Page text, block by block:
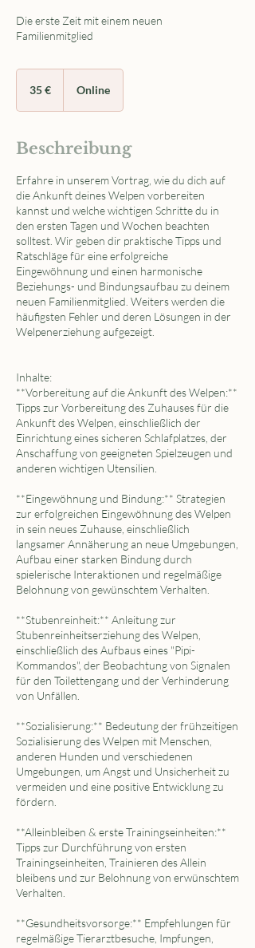
Die erste Zeit mit einem neuen
Familienmitglied
35
35 € Online
Beschreibung
Erfahre in unserem Vortrag, wie du dich auf
die Ankunft deines Welpen vorbereiten
kannst und welche wichtigen Schritte du in
den ersten Tagen und Wochen beachten
solltest. Wir geben dir praktische Tipps und
Ratschläge für eine erfolgreiche
Eingewöhnung und einen harmonische
Beziehungs- und Bindungsaufbau zu deinem
neuen Familienmitglied. Weiters werden die
häufigsten Fehler und deren Lösungen in der
Welpenerziehung aufgezeigt.
Inhalte:
**Vorbereitung auf die Ankunft des Welpen:**
Tipps zur Vorbereitung des Zuhauses für die
Ankunft des Welpen, einschließlich der
Einrichtung eines sicheren Schlafplatzes, der
Anschaffung von geeigneten Spielzeugen und
anderen wichtigen Utensilien.
**Eingewöhnung und Bindung:** Strategien
zur erfolgreichen Eingewöhnung des Welpen
in sein neues Zuhause, einschließlich
langsamer Annäherung an neue Umgebungen,
Aufbau einer starken Bindung durch
spielerische Interaktionen und regelmäßige
Belohnung von gewünschtem Verhalten.
**Stubenreinheit:** Anleitung zur
Stubenreinheitserziehung des Welpen,
einschließlich des Aufbaus eines "Pipi-
Kommandos", der Beobachtung von Signalen
für den Toilettengang und der Verhinderung
von Unfällen.
**Sozialisierung:** Bedeutung der frühzeitigen
Sozialisierung des Welpen mit Menschen,
anderen Hunden und verschiedenen
Umgebungen, um Angst und Unsicherheit zu
vermeiden und eine positive Entwicklung zu
fördern.
**Alleinbleiben & erste Trainingseinheiten:**
Tipps zur Durchführung von ersten
Trainingseinheiten, Trainieren des Allein
bleibens und zur Belohnung von erwünschtem
Verhalten.
**Gesundheitsvorsorge:** Empfehlungen für
regelmäßige Tierarztbesuche, Impfungen,